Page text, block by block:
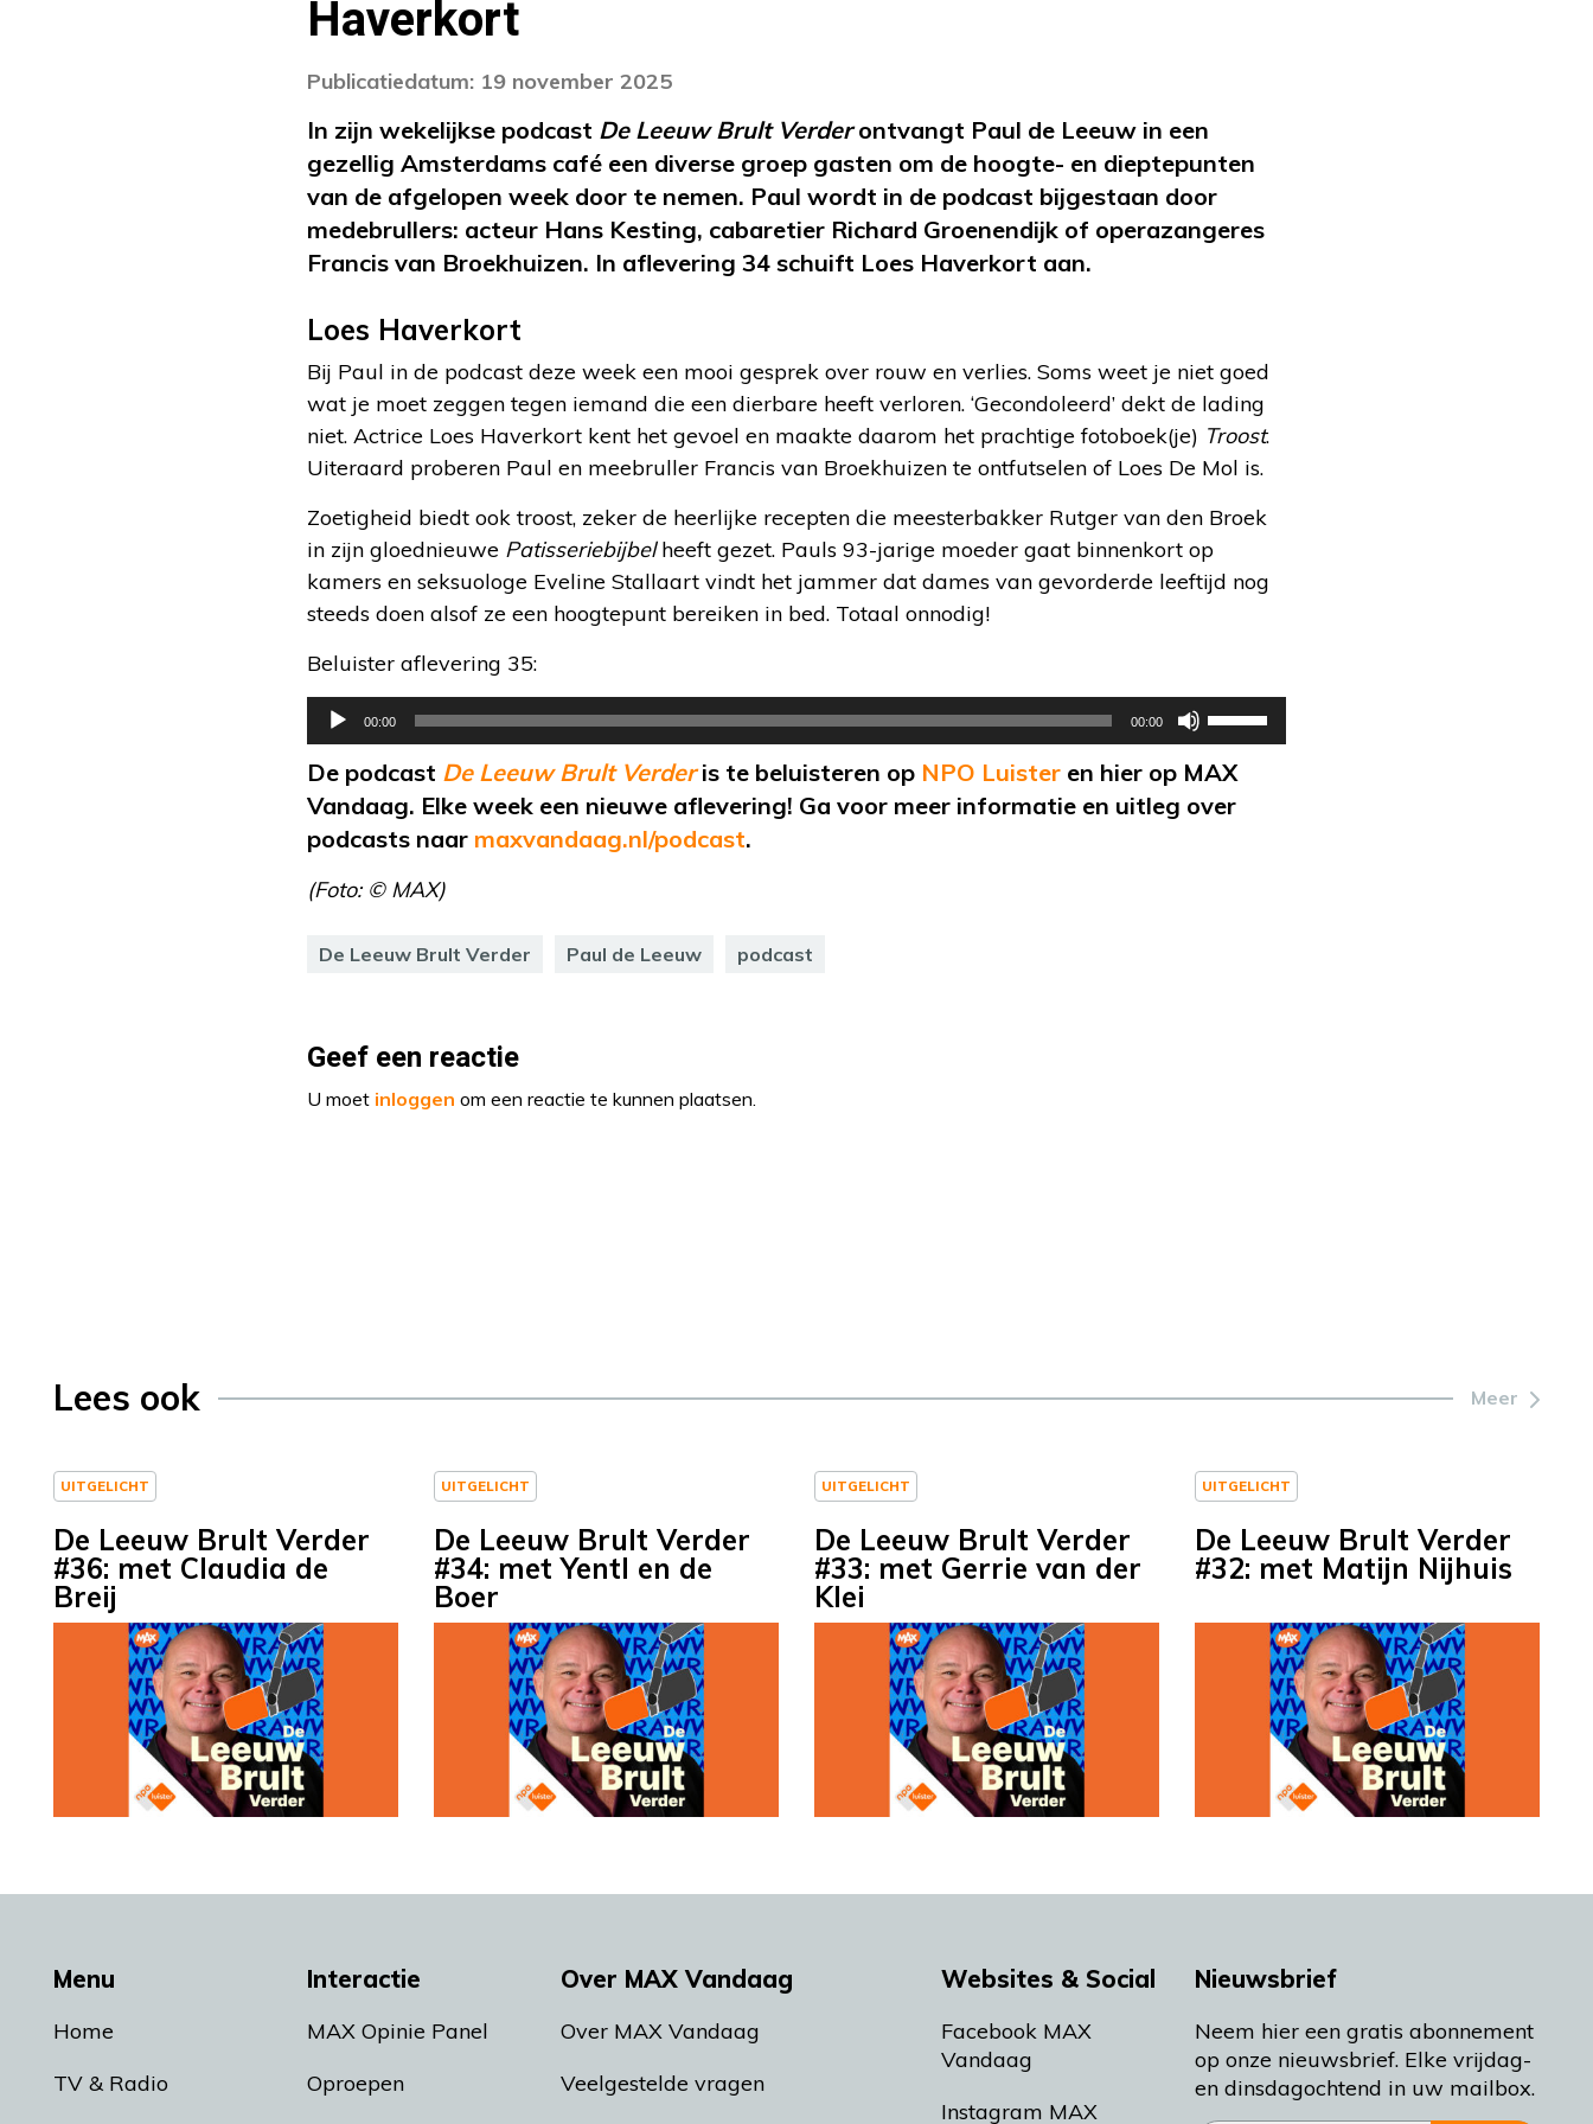
Haverkort
Publicatiedatum: 19 november 2025
In zijn wekelijkse podcast De Leeuw Brult Verderontvangt Paul de Leeuw in een
gezellig Amsterdams café een diverse groep gasten om de hoogte- en dieptepunten
van de afgelopen week door te nemen. Paul wordt in de podcast bijgestaan door
medebrullers: acteur Hans Kesting, cabaretier Richard Groenendijk of operazangeres
Francis van Broekhuizen. In aflevering 34 schuift Loes Haverkort aan.
Loes Haverkort
Bij Paul in de podcast deze week een mooi gesprek over rouw en verlies. Soms weet je niet goed
wat je moet zeggen tegen iemand die een dierbare heeft verloren. ‘Gecondoleerd’ dekt de lading
niet. Actrice Loes Haverkort kent het gevoel en maakte daarom het prachtige fotoboek(je) Troost.
Uiteraard proberen Paul en meebruller Francis van Broekhuizen te ontfutselen of Loes De Mol is.
Zoetigheid biedt ook troost, zeker de heerlijke recepten die meesterbakker Rutger van den Broek
in zijn gloednieuwe Patisseriebijbelheeft gezet. Pauls 93-jarige moeder gaat binnenkort op
kamers en seksuologe Eveline Stallaart vindt het jammer dat dames van gevorderde leeftijd nog
steeds doen alsof ze een hoogtepunt bereiken in bed. Totaal onnodig!
Beluister aflevering 35:
Audiospeler
00:00 00:00
Gebruik
Omhoog/Omlaag
pijltoetsen
om
De podcast De Leeuw Brult Verderis te beluisteren op NPO Luister en hier op MAX
Vandaag. Elke week een nieuwe aflevering! Ga voor meer informatie en uitleg over
podcasts naar maxvandaag.nl/podcast.
(Foto: © MAX)
De Leeuw Brult Verder Paul de Leeuw podcast
Geef een reactie
U moet inloggen om een reactie te kunnen plaatsen.
Lees ook Meer
UITGELICHT
De Leeuw Brult Verder
#36: met Claudia de
Breij
UITGELICHT
De Leeuw Brult Verder
#34: met Yentl en de
Boer
UITGELICHT
De Leeuw Brult Verder
#33: met Gerrie van der
Klei
UITGELICHT
De Leeuw Brult Verder
#32: met Matijn Nijhuis
Menu
Home
TV & Radio
Interactie
MAX Opinie Panel
Oproepen
Over MAX Vandaag
Over MAX Vandaag
Veelgestelde vragen
Websites & Social
Facebook MAX
Vandaag
Instagram MAX
Nieuwsbrief
Neem hier een gratis abonnement
op onze nieuwsbrief. Elke vrijdag-
en dinsdagochtend in uw mailbox.